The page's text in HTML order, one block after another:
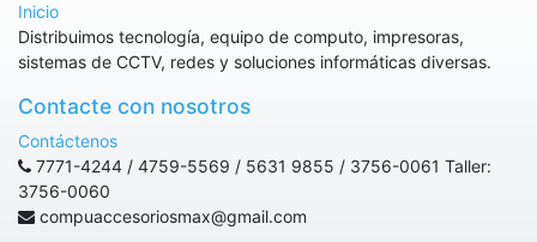
Inicio
Distribuimos tecnología, equipo de computo, impresoras,
sistemas de CCTV, redes y soluciones informáticas diversas.
Contacte con nosotros
Contáctenos
7771-4244 / 4759-5569 / 5631 9855 / 3756-0061 Taller:
3756-0060
compuaccesoriosmax@gmail.com